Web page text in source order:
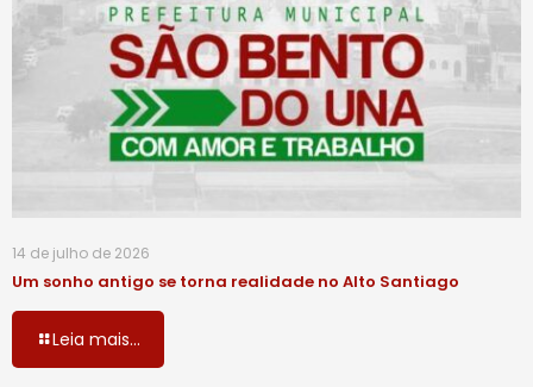
14 de julho de 2026
Um sonho antigo se torna realidade no Alto Santiago
Leia mais...